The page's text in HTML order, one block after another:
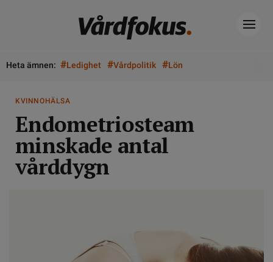
Heta ämnen: #Ledighet #Vårdpolitik #Lön
KVINNOHÄLSA
Endometriosteam
minskade antal
vårddygn